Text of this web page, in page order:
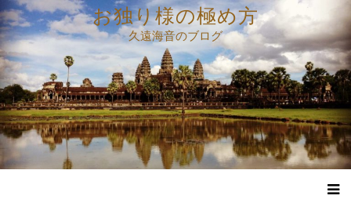
コ
ン
テ
ン
ツ
へ
ス
キ
ッ
お独り様の極め方
久遠海音のブログ